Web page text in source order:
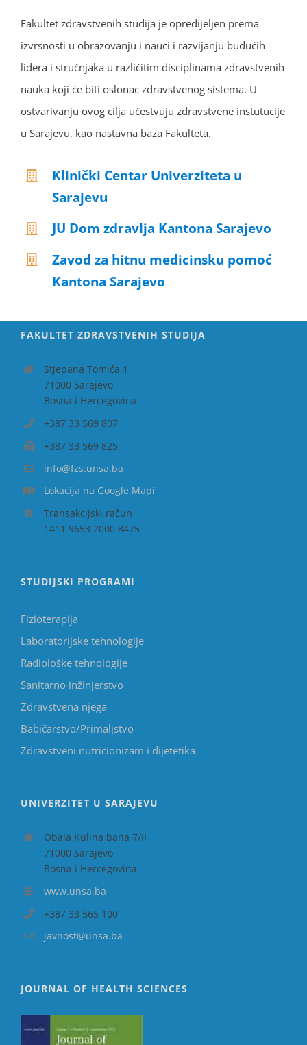
Fakultet zdravstvenih studija je opredijeljen prema
izvrsnosti u obrazovanju i nauci i razvijanju budućih
lidera i stručnjaka u različitim disciplinama zdravstvenih
nauka koji će biti oslonac zdravstvenog sistema. U
ostvarivanju ovog cilja učestvuju zdravstvene instutucije
u Sarajevu, kao nastavna baza Fakulteta.
Klinički Centar Univerziteta u
Sarajevu
JU Dom zdravlja Kantona Sarajevo
Zavod za hitnu medicinsku pomoć
Kantona Sarajevo
FAKULTET ZDRAVSTVENIH STUDIJA
Stjepana Tomića 1
71000 Sarajevo
Bosna i Hercegovina
+387 33 569 807
+387 33 569 825
info@fzs.unsa.ba
Lokacija na Google Mapi
Transakcijski račun
1411 9653 2000 8475
STUDIJSKI PROGRAMI
Fizioterapija
Laboratorijske tehnologije
Radiološke tehnologije
Sanitarno inžinjerstvo
Zdravstvena njega
Babičarstvo/Primaljstvo
Zdravstveni nutricionizam i dijetetika
UNIVERZITET U SARAJEVU
Obala Kulina bana 7/II
71000 Sarajevo
Bosna i Hercegovina
www.unsa.ba
+387 33 565 100
javnost@unsa.ba
JOURNAL OF HEALTH SCIENCES